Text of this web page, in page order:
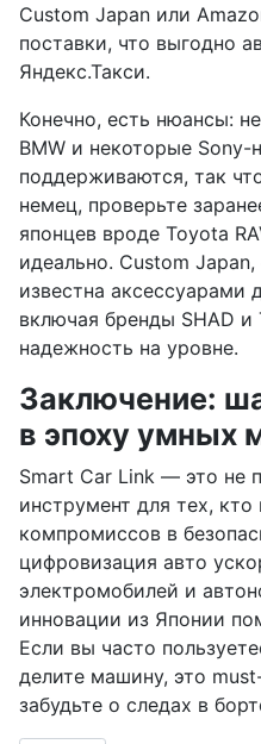
Custom Japan или
поставки, что выгодно
Яндекс.Такси.
Конечно, есть нюансы:
BMW и некоторые Sony-
поддерживаются, так
немец, проверьте
японцев вроде Toyota
идеально. Custom
известна аксессуарами
включая бренды SHAD и
надежность на уровне.
Заключение:
в эпоху умных
Smart Car Link — это не
инструмент для тех, кто
компромиссов в
цифровизация авто
электромобилей и
инновации из Японии
Если вы часто
делите машину, это
забудьте о следах в